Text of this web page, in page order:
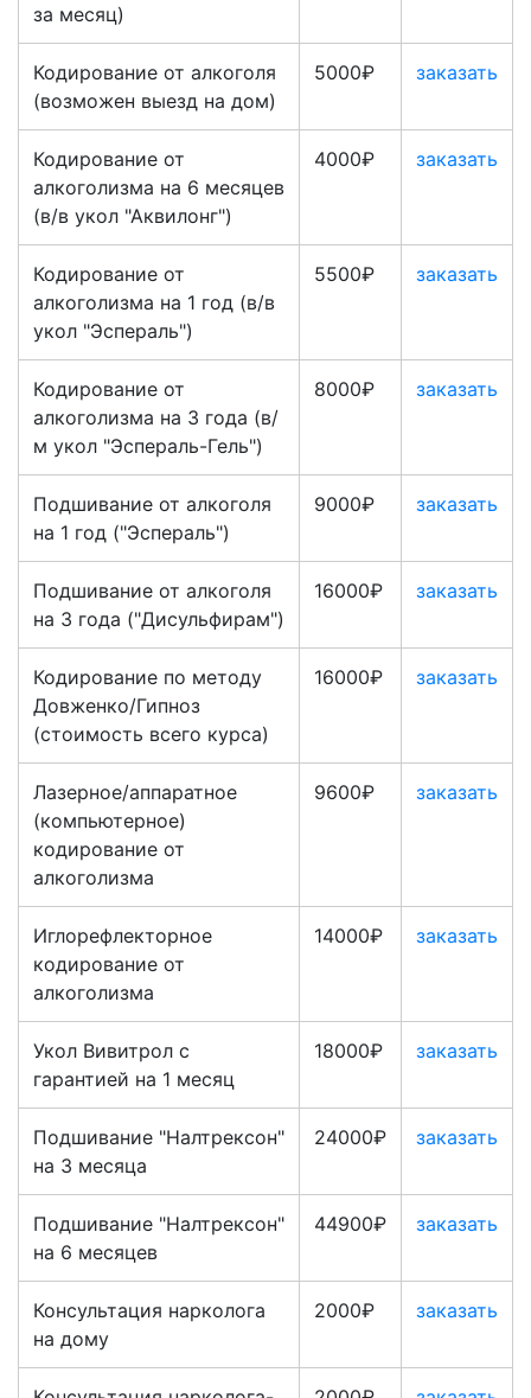
за месяц)
Кодирование от алкоголя
(возможен выезд на дом)
5000₽ заказать
Кодирование от
алкоголизма на 6 месяцев
(в/в укол "Аквилонг")
4000₽ заказать
Кодирование от
алкоголизма на 1 год (в/в
укол "Эспераль")
5500₽ заказать
Кодирование от
алкоголизма на 3 года (в/
м укол "Эспераль-Гель")
8000₽ заказать
Подшивание от алкоголя
на 1 год ("Эспераль")
9000₽ заказать
Подшивание от алкоголя
на 3 года ("Дисульфирам")
16000₽ заказать
Кодирование по методу
Довженко/Гипноз
(стоимость всего курса)
16000₽ заказать
Лазерное/аппаратное
(компьютерное)
кодирование от
алкоголизма
9600₽ заказать
Иглорефлекторное
кодирование от
алкоголизма
14000₽ заказать
Укол Вивитрол с
гарантией на 1 месяц
18000₽ заказать
Подшивание "Налтрексон"
на 3 месяца
24000₽ заказать
Подшивание "Налтрексон"
на 6 месяцев
44900₽ заказать
Консультация нарколога
на дому
2000₽ заказать